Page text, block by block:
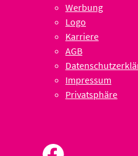
Werbung
Logo
Karriere
AGB
Impressum
Privatsphäre